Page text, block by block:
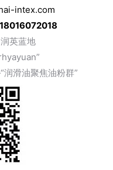
intex.com
英蓝地
滑油聚焦油粉群”